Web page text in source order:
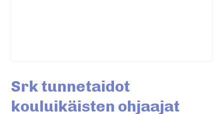
Srk tunnetaidot
kouluikäisten ohjaajat